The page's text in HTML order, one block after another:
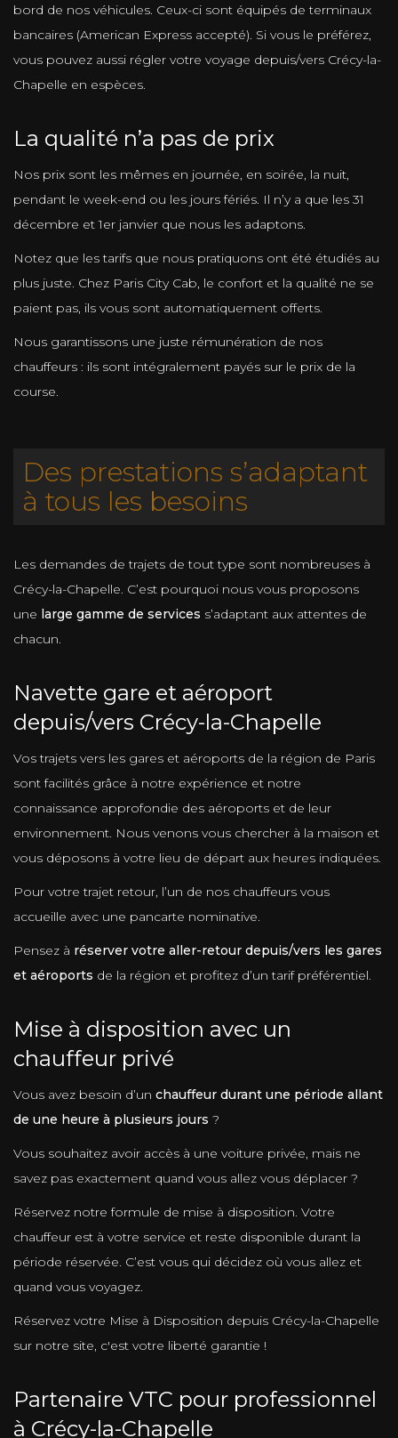
bord de nos véhicules. Ceux-ci sont équipés de terminaux
bancaires (American Express accepté). Si vous le préférez,
vous pouvez aussi régler votre voyage depuis/vers Crécy-la-
Chapelle en espèces.
La qualité n’a pas de prix
Nos prix sont les mêmes en journée, en soirée, la nuit,
pendant le week-end ou les jours fériés. Il n’y a que les 31
décembre et 1er janvier que nous les adaptons.
Notez que les tarifs que nous pratiquons ont été étudiés au
plus juste. Chez Paris City Cab, le confort et la qualité ne se
paient pas, ils vous sont automatiquement offerts.
Nous garantissons une juste rémunération de nos
chauffeurs : ils sont intégralement payés sur le prix de la
course.
Des prestations s’adaptant
à tous les besoins
Les demandes de trajets de tout type sont nombreuses à
Crécy-la-Chapelle. C’est pourquoi nous vous proposons
une large gamme de services s’adaptant aux attentes de
chacun.
Navette gare et aéroport
depuis/vers Crécy-la-Chapelle
Vos trajets vers les gares et aéroports de la région de Paris
sont facilités grâce à notre expérience et notre
connaissance approfondie des aéroports et de leur
environnement. Nous venons vous chercher à la maison et
vous déposons à votre lieu de départ aux heures indiquées.
Pour votre trajet retour, l’un de nos chauffeurs vous
accueille avec une pancarte nominative.
Pensez à réserver votre aller-retour depuis/vers les gares
et aéroports de la région et profitez d’un tarif préférentiel.
Mise à disposition avec un
chauffeur privé
Vous avez besoin d’un chauffeur durant une période allant
de une heure à plusieurs jours ?
Vous souhaitez avoir accès à une voiture privée, mais ne
savez pas exactement quand vous allez vous déplacer ?
Réservez notre formule de mise à disposition. Votre
chauffeur est à votre service et reste disponible durant la
période réservée. C’est vous qui décidez où vous allez et
quand vous voyagez.
Réservez votre Mise à Disposition depuis Crécy-la-Chapelle
sur notre site, c'est votre liberté garantie !
Partenaire VTC pour professionnel
à Crécy-la-Chapelle